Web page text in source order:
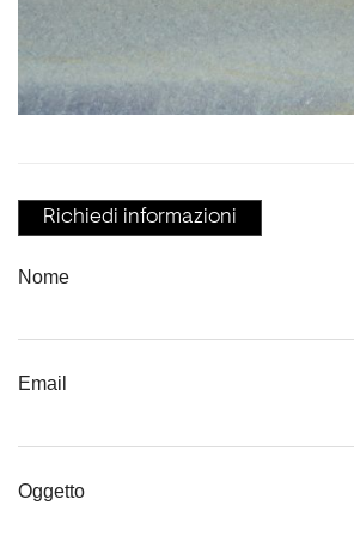
Richiedi informazioni
Nome
Email
Oggetto